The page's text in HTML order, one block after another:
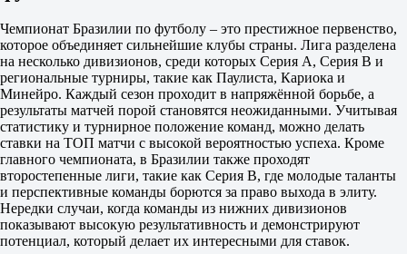
Нет
1.88
ИТ 1
Б
М
0.5
1.25
3.65
ИТ 2
Б
М
0.5
1.47
2.50
Чемпионат Бразилии по футболу – это престижное первенство,
которое объединяет сильнейшие клубы страны. Лига разделена
на несколько дивизионов, среди которых Серия A, Серия B и
региональные турниры, такие как Паулиста, Кариока и
Минейро. Каждый сезон проходит в напряжённой борьбе, а
результаты матчей порой становятся неожиданными. Учитывая
статистику и турнирное положение команд, можно делать
ставки на ТОП матчи с высокой вероятностью успеха. Кроме
главного чемпионата, в Бразилии также проходят
второстепенные лиги, такие как Серия B, где молодые таланты
и перспективные команды борются за право выхода в элиту.
Нередки случаи, когда команды из нижних дивизионов
показывают высокую результативность и демонстрируют
потенциал, который делает их интересными для ставок.